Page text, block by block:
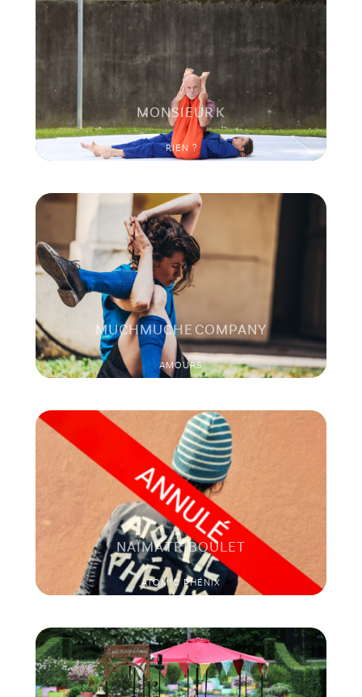
MONSIEUR K
RIEN ?
MUCHMUCHE COMPANY
AMOURS
NAÏMA TRIBOULET
ATOMIC PHÉNIX